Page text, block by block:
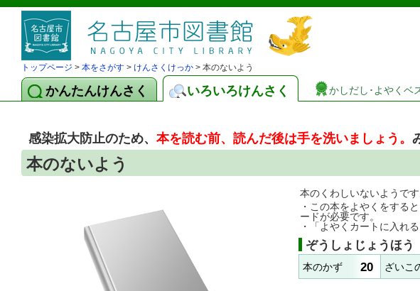
としょかんぞう
トップページ > 本をさがす > けんさくけっか > 本のないよう
かんたんけんさく いろいろけんさく かしだし･よやくベ
感染拡大防止のため、 本を読む前、読んだ後は手を洗いましょう。
本のないよう
本のくわしいないようで
・この本をよやくをする
ードが必要です。
・「よやくカートに入れ
ぞうしょじょうほう
本のかず 20 ざいこ